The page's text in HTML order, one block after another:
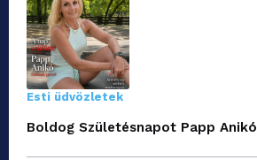
Esti üdvözletek
Boldog Születésnapot Papp Anikó